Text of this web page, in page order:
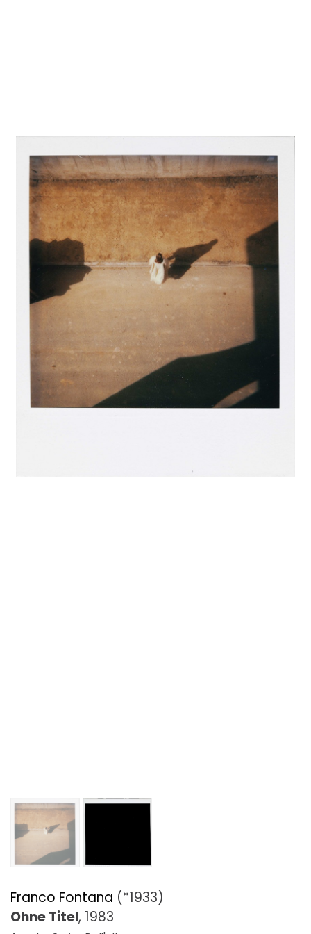
Franco Fontana (*1933)
Ohne Titel, 1983